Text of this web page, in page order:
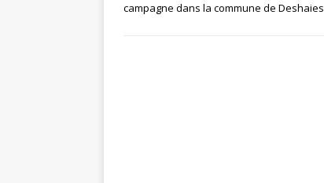
campagne dans la commune de Deshaies